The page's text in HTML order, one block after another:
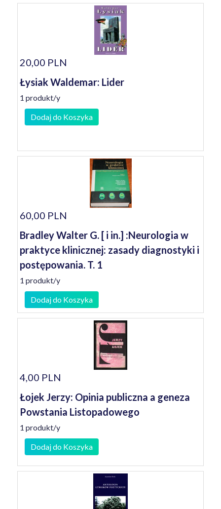
20,00 PLN
Łysiak Waldemar: Lider
1 produkt/y
Dodaj do Koszyka
60,00 PLN
Bradley Walter G. [ i in.] :Neurologia w
praktyce klinicznej: zasady diagnostyki i
postępowania. T. 1
1 produkt/y
Dodaj do Koszyka
4,00 PLN
Łojek Jerzy: Opinia publiczna a geneza
Powstania Listopadowego
1 produkt/y
Dodaj do Koszyka